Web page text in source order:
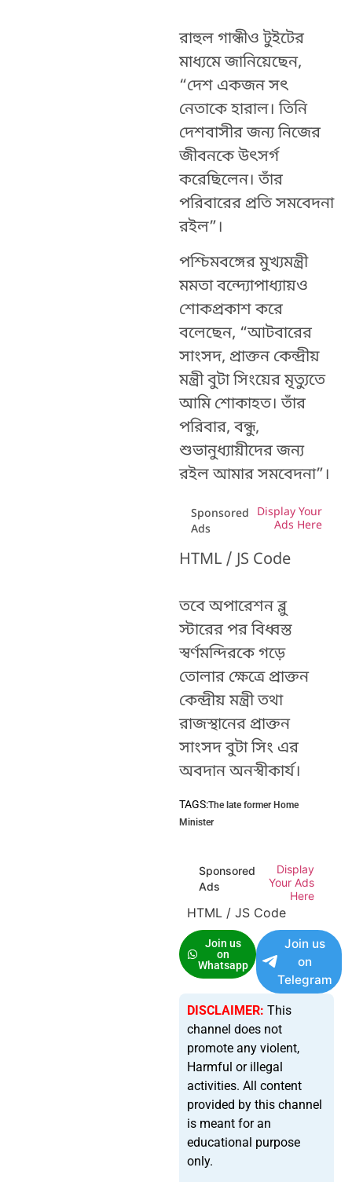
রাহুল গান্ধীও টুইটের
মাধ্যমে জানিয়েছেন,
“দেশ একজন সত্‍
নেতাকে হারাল। তিনি
দেশবাসীর জন্য নিজের
জীবনকে উত্‍সর্গ
করেছিলেন। তাঁর
পরিবারের প্রতি সমবেদনা
রইল”।
পশ্চিমবঙ্গের মুখ্যমন্ত্রী
মমতা বন্দ্যোপাধ্যায়ও
শোকপ্রকাশ করে
বলেছেন, “আটবারের
সাংসদ, প্রাক্তন কেন্দ্রীয়
মন্ত্রী বুটা সিংয়ের মৃত্যুতে
আমি শোকাহত। তাঁর
পরিবার, বন্ধু,
শুভানুধ্যায়ীদের জন্য
রইল আমার সমবেদনা”।
Sponsored
Ads
Display Your
Ads Here
HTML / JS Code
তবে অপারেশন ব্লু
স্টারের পর বিধ্বস্ত
স্বর্ণমন্দিরকে গড়ে
তোলার ক্ষেত্রে প্রাক্তন
কেন্দ্রীয় মন্ত্রী তথা
রাজস্থানের প্রাক্তন
সাংসদ বুটা সিং এর
অবদান অনস্বীকার্য।
TAGS:The late former Home
Minister
Sponsored
Ads
Display
Your Ads
Here
HTML / JS Code
Join us
on
Whatsapp
Join us
on
Telegram
DISCLAIMER: This
channel does not
promote any violent,
Harmful or illegal
activities. All content
provided by this channel
is meant for an
educational purpose
only.